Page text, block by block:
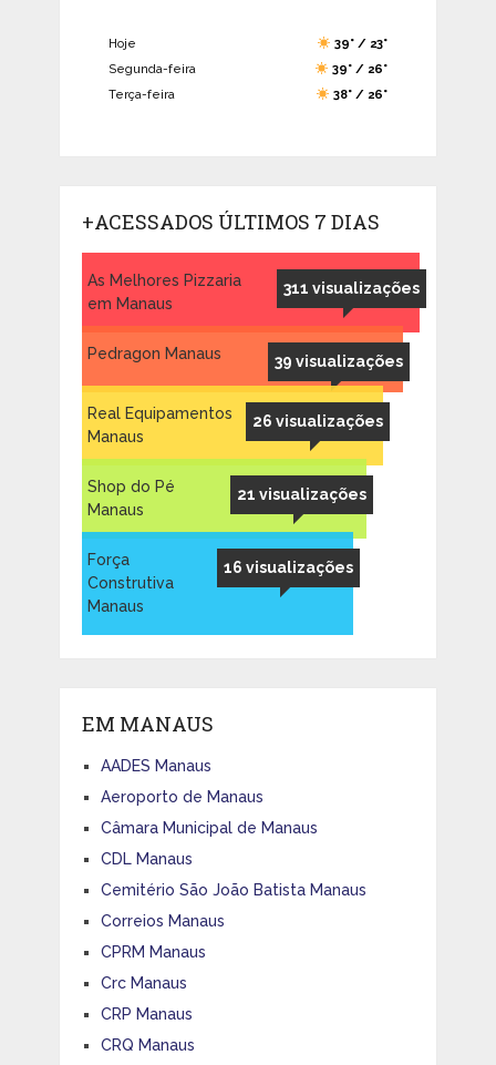
Hoje
39° / 23°
Segunda-feira
39° / 26°
Terça-feira
38° / 26°
+ACESSADOS ÚLTIMOS 7 DIAS
311 visualizações
As Melhores Pizzaria
em Manaus
39 visualizações
Pedragon Manaus
26 visualizações
Real Equipamentos
Manaus
21 visualizações
Shop do Pé
Manaus
16 visualizações
Força
Construtiva
Manaus
EM MANAUS
AADES Manaus
Aeroporto de Manaus
Câmara Municipal de Manaus
CDL Manaus
Cemitério São João Batista Manaus
Correios Manaus
CPRM Manaus
Crc Manaus
CRP Manaus
CRQ Manaus